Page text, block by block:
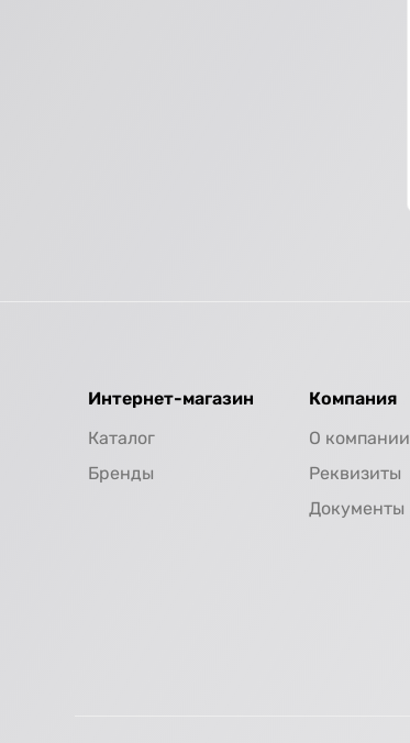
Интернет-магазин
Каталог
Бренды
Компания
О компании
Реквизиты
Документы